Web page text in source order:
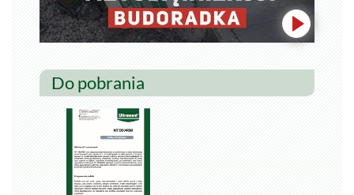
Do pobrania